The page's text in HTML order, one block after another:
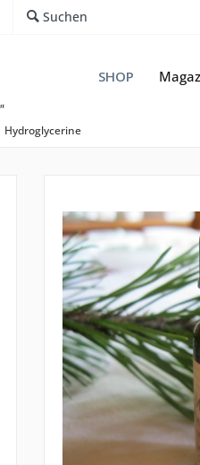
Suchen
SHOP
Hydroglycerine